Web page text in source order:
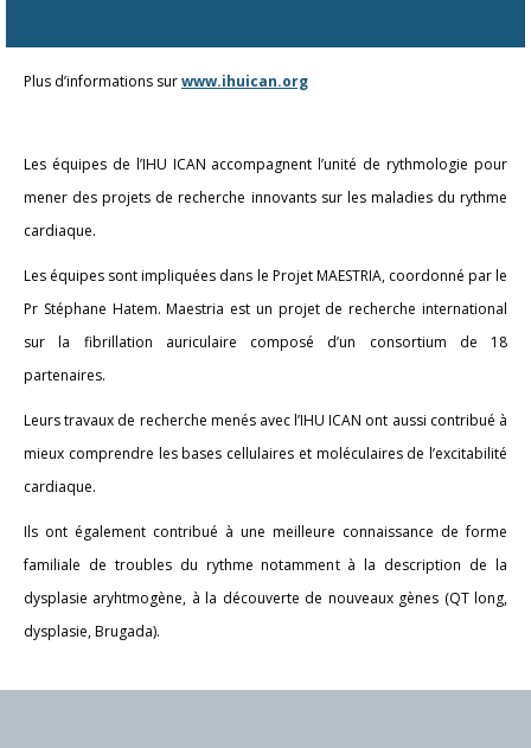
Plus d’informations surwww.ihuican.org
Les équipes de l’IHU ICAN accompagnent l’unité de rythmologie pour
mener des projets de recherche innovants sur les maladies du rythme
cardiaque.
Les équipes sont impliquées dans le Projet MAESTRIA, coordonné par le
Pr Stéphane Hatem.Maestria est un projet de recherche international
sur la fibrillation auriculaire composé d’un consortium de 18
partenaires.
Leurs travaux de recherche menés avec l’IHU ICAN ont aussi contribué à
mieux comprendre les bases cellulaires et moléculaires de l’excitabilité
cardiaque.
Ils ont également contribué à une meilleure connaissance de forme
familiale de troubles du rythme notamment à la description de la
dysplasie aryhtmogène, à la découverte de nouveaux gènes (QT long,
dysplasie, Brugada).